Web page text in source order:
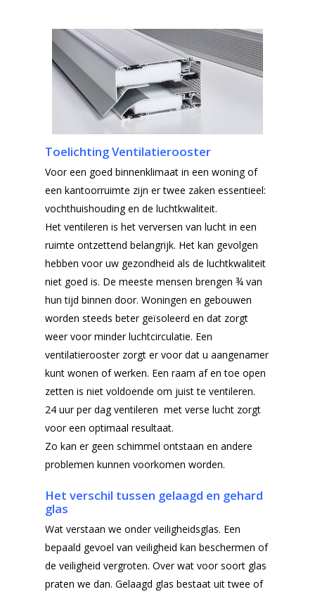
Toelichting Ventilatierooster
Voor een goed binnenklimaat in een woning of
een kantoorruimte zijn er twee zaken essentieel:
vochthuishouding en de luchtkwaliteit.
Het ventileren is het verversen van lucht in een
ruimte ontzettend belangrijk. Het kan gevolgen
hebben voor uw gezondheid als de luchtkwaliteit
niet goed is. De meeste mensen brengen ¾ van
hun tijd binnen door. Woningen en gebouwen
worden steeds beter geïsoleerd en dat zorgt
weer voor minder luchtcirculatie. Een
ventilatierooster zorgt er voor dat u aangenamer
kunt wonen of werken. Een raam af en toe open
zetten is niet voldoende om juist te ventileren.
24 uur per dag ventileren met verse lucht zorgt
voor een optimaal resultaat.
Zo kan er geen schimmel ontstaan en andere
problemen kunnen voorkomen worden.
Het verschil tussen gelaagd en gehard
glas
Wat verstaan we onder veiligheidsglas. Een
bepaald gevoel van veiligheid kan beschermen of
de veiligheid vergroten. Over wat voor soort glas
praten we dan. Gelaagd glas bestaat uit twee of
Home
Producten
Dubbelglas
Gelaagd glas
Gehard glas
Glas in lood
Offerteformulier
Subsidie glas
Projecten
Algemene